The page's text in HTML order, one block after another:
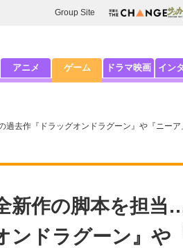
Group Site
アニメ ゲーム ドラマ映画 イン
去作『ドラッグオンドラグーン』や『ニー
新作の脚本を担当
ドラグーン』や